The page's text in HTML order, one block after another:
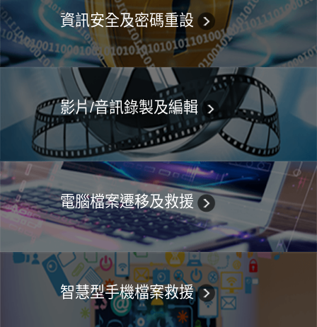
資訊安全及密碼重設
影片/音訊錄製及編輯
電腦檔案遷移及救援
智慧型手機檔案救援